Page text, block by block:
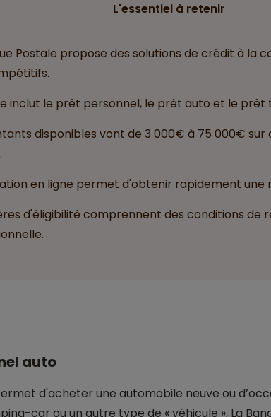
L'essentiel à retenir
Postale propose des solutions de crédit à la
inclut le prêt personnel, le prêt auto et le prêt
disponibles vont de 3 000€ à 75 000€ sur
en ligne permet d'obtenir rapidement une
d'éligibilité comprennent des conditions de
auto
d'acheter une automobile neuve ou
car ou un autre type de « véhicule », La